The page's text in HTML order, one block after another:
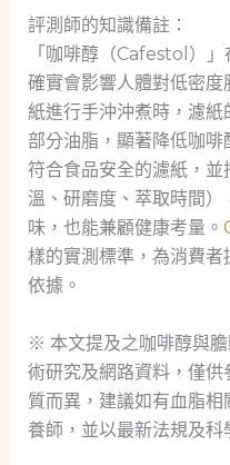
評測師的知識備註：
「咖啡醇（Cafestol）
確實會影響人體對低密
紙進行手沖沖煮時，濾
部分油脂，顯著降低咖啡
符合食品安全的濾紙，
溫、研磨度、萃取時間
味，也能兼顧健康考量。
樣的實測標準，為消費
依據。
※ 本文提及之咖啡醇與
術研究及網路資料，僅
質而異，建議如有血脂
養師，並以最新法規及科